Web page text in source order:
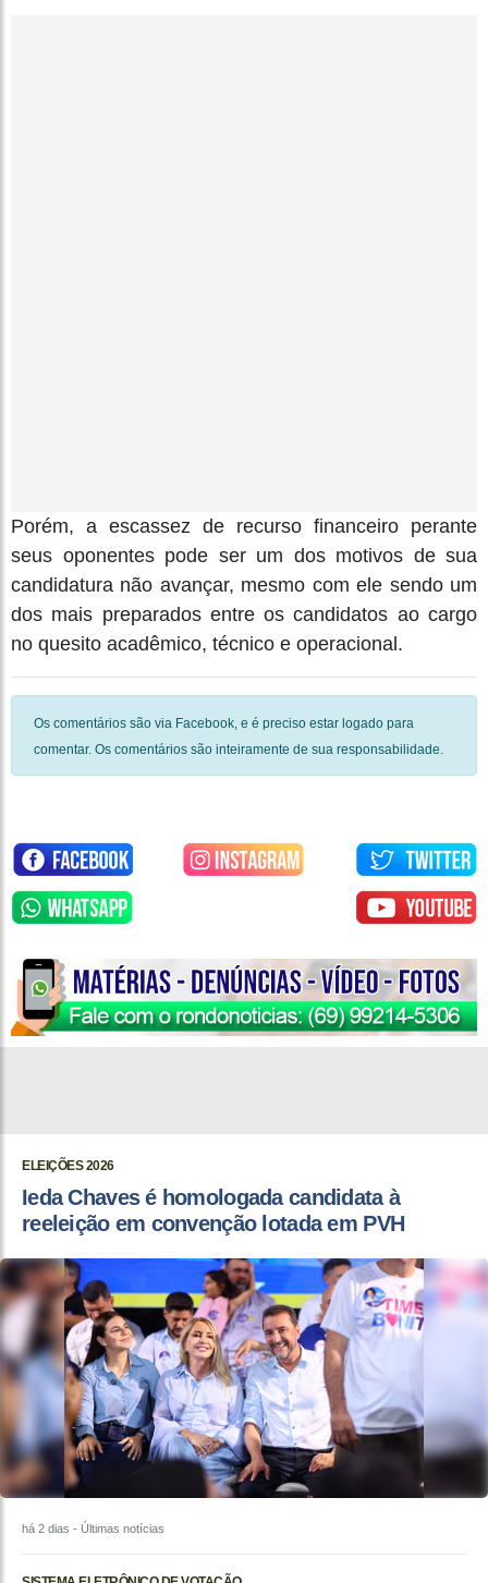
Porém, a escassez de recurso financeiro perante
seus oponentes pode ser um dos motivos de sua
candidatura não avançar, mesmo com ele sendo um
dos mais preparados entre os candidatos ao cargo
no quesito acadêmico, técnico e operacional.
Os comentários são via Facebook, e é preciso estar logado para
comentar. Os comentários são inteiramente de sua responsabilidade.
ELEIÇÕES 2026
Ieda Chaves é homologada candidata à
reeleição em convenção lotada em PVH
há 2 dias - Últimas notícias